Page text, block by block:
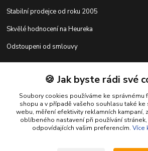
Stabilní prodejce od roku 2005
Skvělé hodnocení na Heureka
Odstoupeni od smlouvy
Kontakty
shop@racing-tuning-shop.cz
🍪 Jak byste rádi své
Soubory cookies používáme ke správnému
shopu a v případě vašeho souhlasu také
webu, měření efektivity reklamních kampaní,
oblíbeného nastavení při používání
odpovídajících vašim preferencím. Více